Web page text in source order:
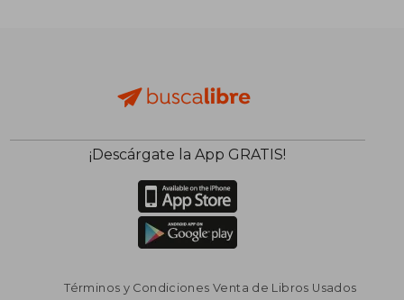
¡Descárgate la App GRATIS!
Términos y Condiciones Venta de Libros Usados